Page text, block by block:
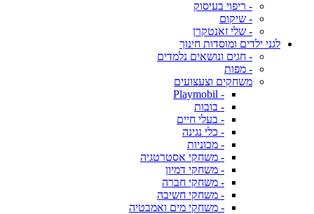
- ריפוי בעיסוק
- שיקום
- שלי זאנטקרן
לגני ילדים ומוסדות חינוך
- חגים ונושאים נלמדים
- מפות
משחקים וצעצועים
- Playmobil
- בובות
- בעלי חיים
- כלי נגינה
- מכוניות
- משחקי אסטרטגיה
- משחקי דמיון
- משחקי חברה
- משחקי חשיבה
- משחקי מים ואמבטיה